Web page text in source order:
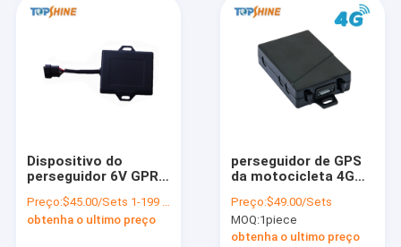
Vídeos
Contacte-nos
Dispositivo do
perseguidor 6V GPRS
motocicleta da Geo-
cerca para a bicicleta
Preço:$45.00/Sets 1-199 Sets
obtenha o ultimo preço
perseguidor de GPS
da motocicleta 4G
dados da detecção
2MB do motor
Preço:$49.00/Sets
MOQ:1piece
obtenha o ultimo preço